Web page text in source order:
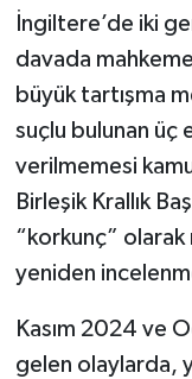
İngiltere’de iki
davada
büyük tartışma
suçlu bulunan üç
verilmemesi
Birleşik Krallık
“korkunç”
yeniden
Kasım 2024 ve
gelen olaylarda,